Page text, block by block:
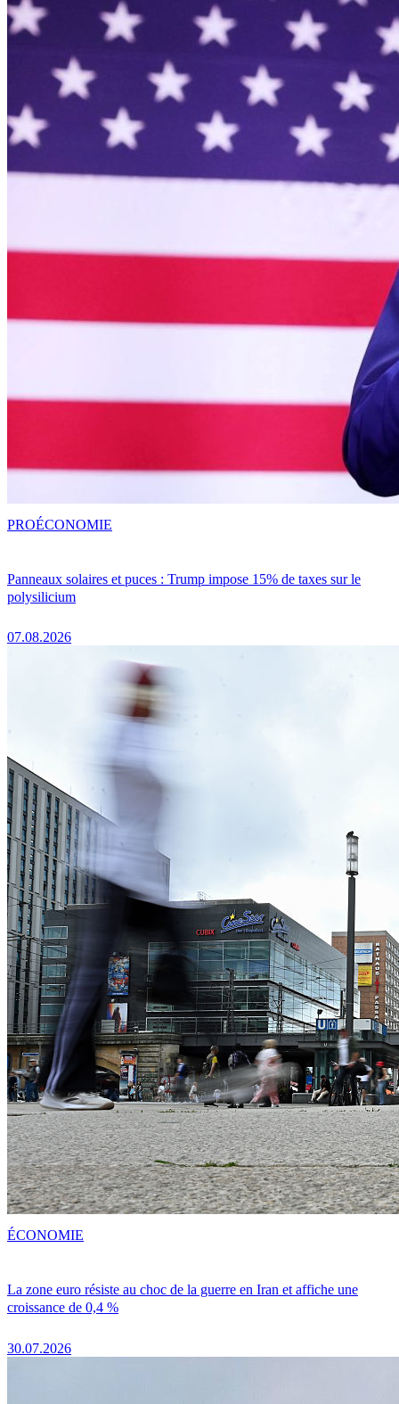
Panneaux solaires et puces : Trump impose 15% de taxes sur le
polysilicium
07.08.2026
PROÉCONOMIE
La zone euro résiste au choc de la guerre en Iran et affiche une
croissance de 0,4 %
30.07.2026
ÉCONOMIE